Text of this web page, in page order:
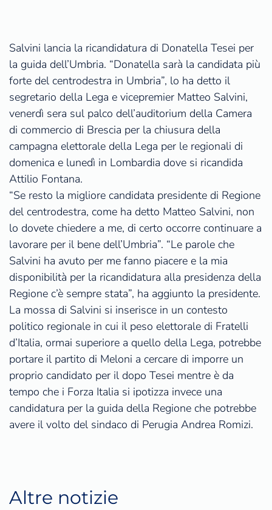
Salvini lancia la ricandidatura di Donatella Tesei per
la guida dell’Umbria. “Donatella sarà la candidata più
forte del centrodestra in Umbria”, lo ha detto il
segretario della Lega e vicepremier Matteo Salvini,
venerdì sera sul palco dell’auditorium della Camera
di commercio di Brescia per la chiusura della
campagna elettorale della Lega per le regionali di
domenica e lunedì in Lombardia dove si ricandida
Attilio Fontana.
“Se resto la migliore candidata presidente di Regione
del centrodestra, come ha detto Matteo Salvini, non
lo dovete chiedere a me, di certo occorre continuare a
lavorare per il bene dell’Umbria”. “Le parole che
Salvini ha avuto per me fanno piacere e la mia
disponibilità per la ricandidatura alla presidenza della
Regione c’è sempre stata”, ha aggiunto la presidente.
La mossa di Salvini si inserisce in un contesto
politico regionale in cui il peso elettorale di Fratelli
d’Italia, ormai superiore a quello della Lega, potrebbe
portare il partito di Meloni a cercare di imporre un
proprio candidato per il dopo Tesei mentre è da
tempo che i Forza Italia si ipotizza invece una
candidatura per la guida della Regione che potrebbe
avere il volto del sindaco di Perugia Andrea Romizi.
Altre notizie